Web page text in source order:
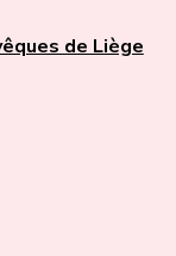
de Liège